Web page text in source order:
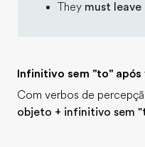
They must leave
Infinitivo sem "to"
Com verbos de
objeto + infinitivo sem